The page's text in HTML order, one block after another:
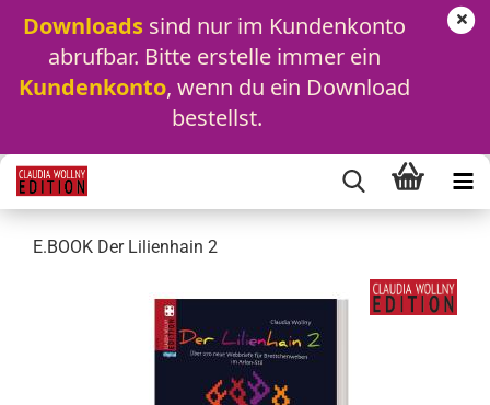
Downloads sind nur im Kundenkonto
Kundenkonto, wenn du ein Download
bestellst.
E.BOOK Der Lilienhain 2